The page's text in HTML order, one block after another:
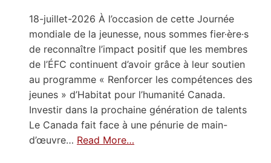
18-juillet-2026 À l’occasion de cette Journée
mondiale de la jeunesse, nous sommes fier·ère·s
de reconnaître l’impact positif que les membres
de l’ÉFC continuent d’avoir grâce à leur soutien
au programme « Renforcer les compétences des
jeunes » d’Habitat pour l’humanité Canada.
Investir dans la prochaine génération de talents
Le Canada fait face à une pénurie de main-
d’œuvre… Read More…